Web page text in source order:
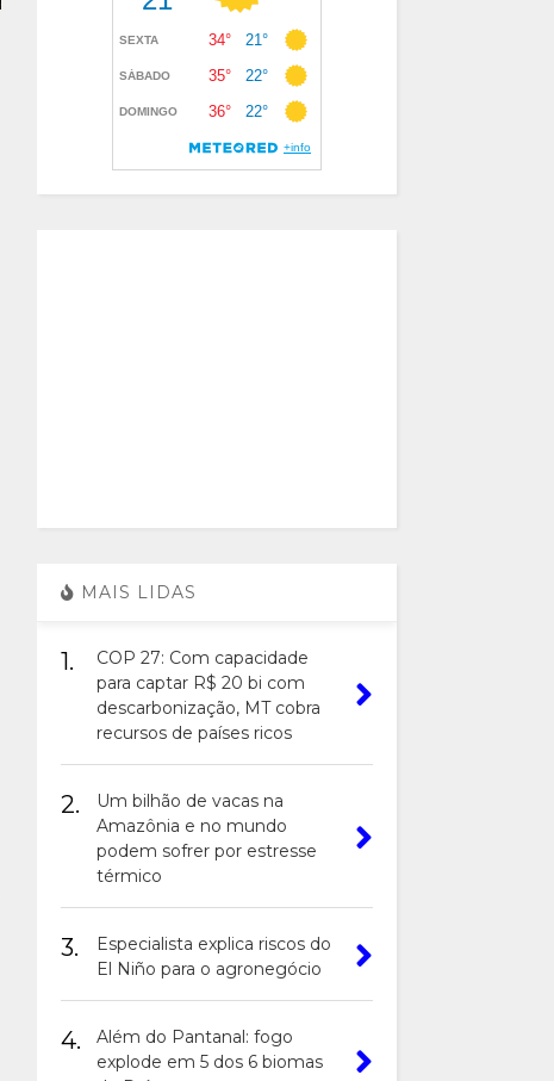
MAIS LIDAS
1.
COP 27: Com capacidade
para captar R$ 20 bi com
descarbonização, MT cobra
recursos de países ricos
2.
Um bilhão de vacas na
Amazônia e no mundo
podem sofrer por estresse
térmico
3.
Especialista explica riscos do
El Niño para o agronegócio
4.
Além do Pantanal: fogo
explode em 5 dos 6 biomas